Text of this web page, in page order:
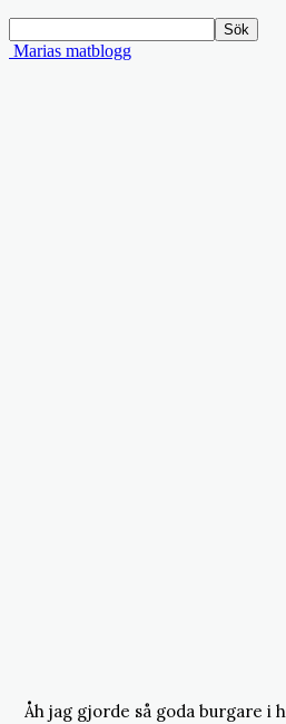
Marias matblogg
Åh jag gjorde så goda burgare i